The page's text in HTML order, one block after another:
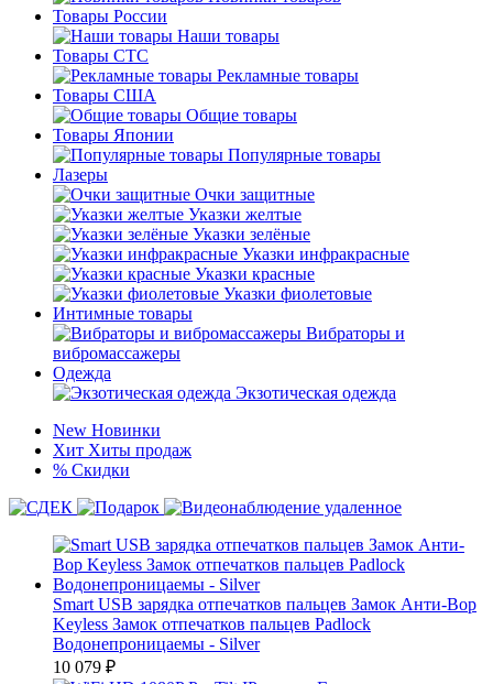
Товары России
Наши товары
Товары СТС
Рекламные товары
Товары США
Общие товары
Товары Японии
Популярные товары
Лазеры
Очки защитные
Указки желтые
Указки зелёные
Указки инфракрасные
Указки красные
Указки фиолетовые
Интимные товары
Вибраторы и
вибромассажеры
Одежда
Экзотическая одежда
New Новинки
Хит Хиты продаж
% Скидки
Smart USB зарядка отпечатков пальцев Замок Анти-Вор
Keyless Замок отпечатков пальцев Padlock
Водонепроницаемы - Silver
10 079 ₽